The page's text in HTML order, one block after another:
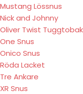
Mustang Lössnus
Nick and Johnny
Oliver Twist Tuggtobak
One Snus
Onico Snus
Röda Lacket
Tre Ankare
XR Snus